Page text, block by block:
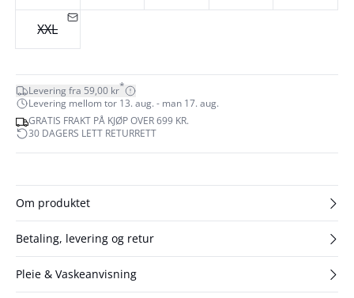
XXL
Levering fra 59,00 kr*
Levering mellom tor 13. aug. - man 17. aug.
GRATIS FRAKT PÅ KJØP OVER 699 KR.
30 DAGERS LETT RETURRETT
Om produktet
Betaling, levering og retur
Pleie & Vaskeanvisning